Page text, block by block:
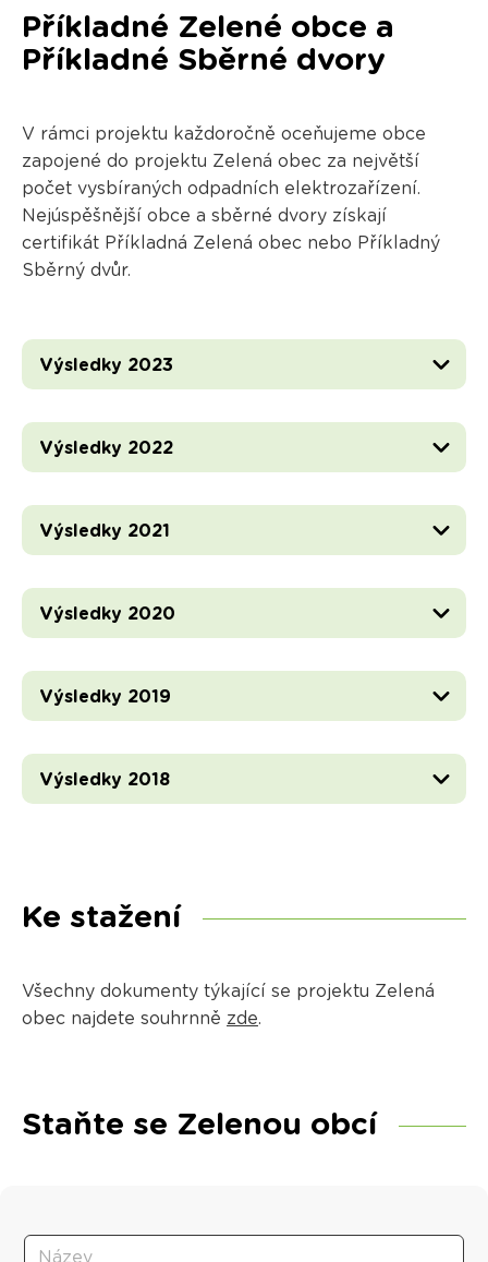
Příkladné Zelené obce a
Příkladné Sběrné dvory
V rámci projektu každoročně oceňujeme obce
zapojené do projektu Zelená obec za největší
počet vysbíraných odpadních elektrozařízení.
Nejúspěšnější obce a sběrné dvory získají
certifikát Příkladná Zelená obec nebo Příkladný
Sběrný dvůr.
Výsledky 2023
Výsledky 2022
Výsledky 2021
Výsledky 2020
Výsledky 2019
Výsledky 2018
Ke stažení
Všechny dokumenty týkající se projektu Zelená
obec najdete souhrnně zde.
Staňte se Zelenou obcí